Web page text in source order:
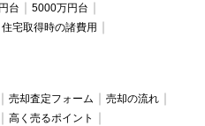
台
5000万円台
住宅取得時の諸費用
売却査定フォーム
売却の流れ
高く売るポイント